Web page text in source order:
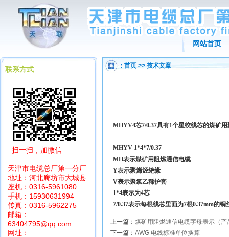
网站首页
： 首页 >> 技术文章
MHYV4芯7/0.37具有1个星绞线芯的煤矿
MHYV 1*4*7/0.37
MH表示煤矿用阻燃通信电缆
Y表示聚烯烃绝缘
V表示聚氯乙稀护套
1*4表示为4芯
7/0.37表示每根线芯里面为7根0.37mm的铜
上一篇： 煤矿用阻燃通信电缆字母表示（产
下一篇： AWG 电线标准单位换算
联系方式
扫一扫，加微信
天津市电缆总厂第一分厂
地址：河北廊坊市大城县
座机：0316-5961080
手机：15930631994
传真：0316-5962275
邮箱：
63404795@qq.com
网址：